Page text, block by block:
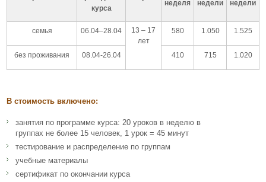
курса
неделя недели недели
семья 06.04–28.04
13 – 17
лет
580 1.050 1.525
без проживания 08.04-26.04 410 715 1.020
В стоимость включено:
занятия по программе курса: 20 уроков в неделю в
группах не более 15 человек, 1 урок = 45 минут
тестирование и распределение по группам
учебные материалы
сертификат по окончании курса